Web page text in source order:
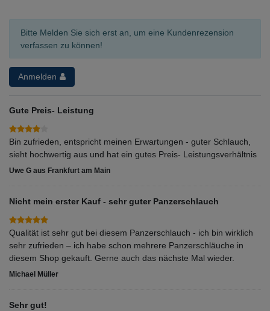
Bitte Melden Sie sich erst an, um eine Kundenrezension
verfassen zu können!
Anmelden
Gute Preis- Leistung
Bin zufrieden, entspricht meinen Erwartungen - guter Schlauch,
sieht hochwertig aus und hat ein gutes Preis- Leistungsverhältnis
Uwe G aus Frankfurt am Main
Nicht mein erster Kauf - sehr guter Panzerschlauch
Qualität ist sehr gut bei diesem Panzerschlauch - ich bin wirklich
sehr zufrieden – ich habe schon mehrere Panzerschläuche in
diesem Shop gekauft. Gerne auch das nächste Mal wieder.
Michael Müller
Sehr gut!